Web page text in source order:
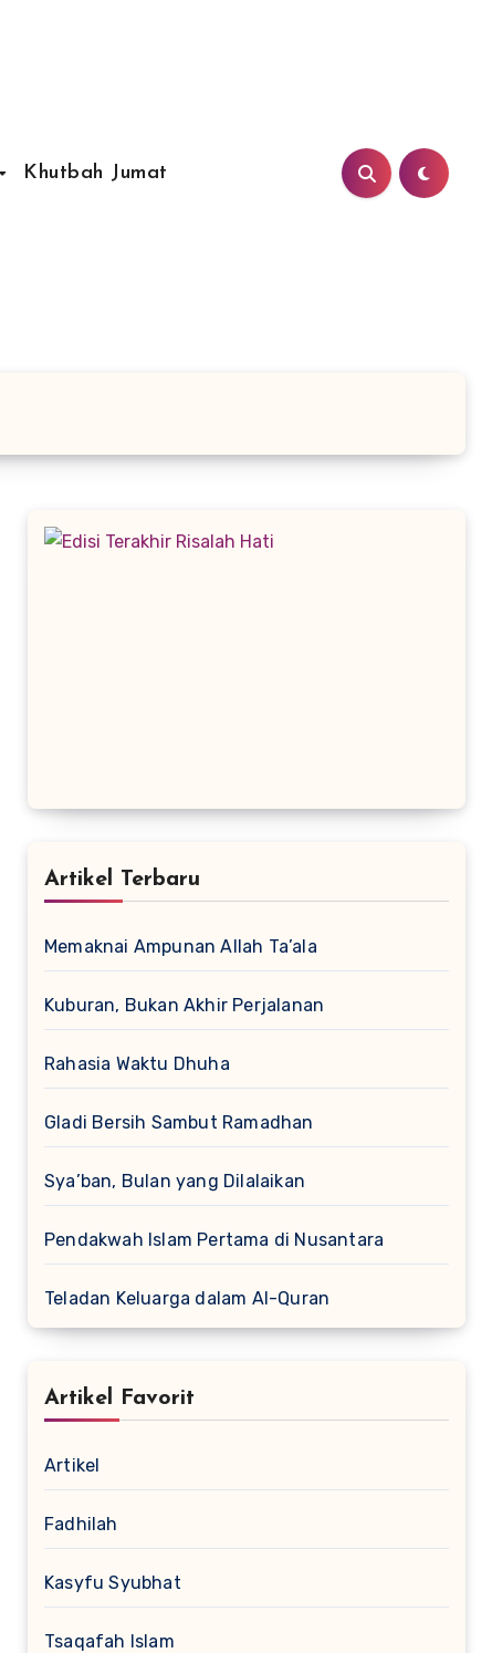
Khutbah Jumat
Artikel Terbaru
Memaknai Ampunan Allah Ta’ala
Kuburan, Bukan Akhir Perjalanan
Rahasia Waktu Dhuha
Gladi Bersih Sambut Ramadhan
Sya’ban, Bulan yang Dilalaikan
Pendakwah Islam Pertama di Nusantara
Teladan Keluarga dalam Al-Quran
Artikel Favorit
Artikel
Fadhilah
Kasyfu Syubhat
Tsaqafah Islam